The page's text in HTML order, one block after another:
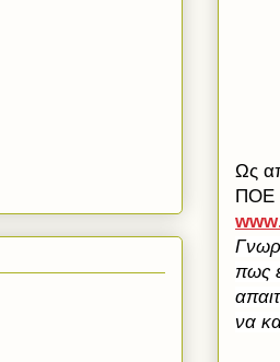
Ως
ΠΟΕ
www
πως
να